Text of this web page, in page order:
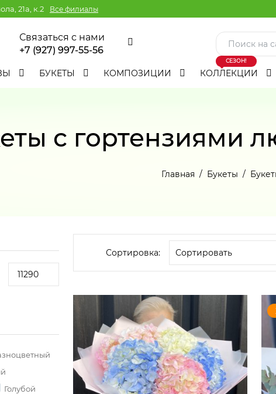
21а, к.2 Все филиалы
Связаться с нами
+7 (927) 997-55-56
БУКЕТЫ КОМПОЗИЦИИ КОЛЛЕКЦИИ
СЕЗОН!
с гортензиями
Главная Букеты
Голубой
Сортировка: